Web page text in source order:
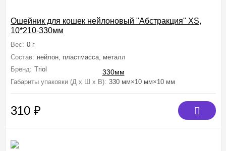
Ошейник для кошек нейлоновый "Абстракция" XS,
10*210-330мм
Вес: 0 г
Состав: нейлон, пластмасса, металл
Бренд: Triol
Габариты упаковки (Д х Ш х В): 330 мм×10 мм×10 мм
310 ₽